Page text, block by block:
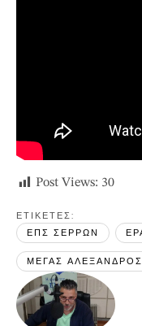
Post Views: 30
ΕΤΙΚΕΤΕΣ:
ΕΠΣ ΣΕΡΡΩΝ
ΜΕΓΑΣ